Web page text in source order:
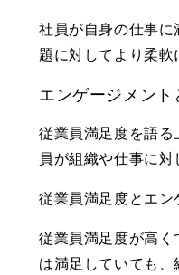
社員が自身の仕事
題に対してより柔軟
エンゲージメント
従業員満足度を語
員が組織や仕事に
従業員満足度とエン
従業員満足度が高
は満足していても、